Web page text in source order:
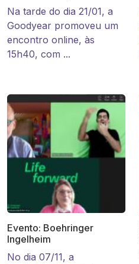
Na tarde do dia 21/01, a
Goodyear promoveu um
encontro online, às
15h40, com ...
Evento: Boehringer
Ingelheim
No dia 07/11, a